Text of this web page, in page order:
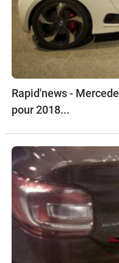
Rapid'news -
pour 2018...